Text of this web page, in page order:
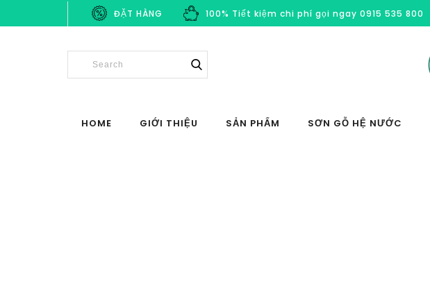
ĐẶT HÀNG 100% Tiết kiệm chi phí gọi ngay 0915 535 800
HOME GIỚI THIỆU SẢN PHẨM SƠN GỖ HỆ NƯỚC